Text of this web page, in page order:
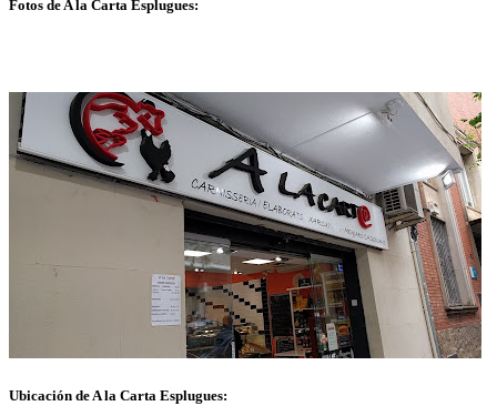
Fotos de A la Carta Esplugues:
Ubicación de A la Carta Esplugues: